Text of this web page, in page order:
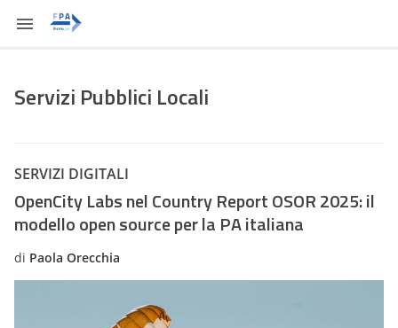
Servizi Pubblici Locali
SERVIZI DIGITALI
OpenCity Labs nel Country Report OSOR 2025: il
modello open source per la PA italiana
di Paola Orecchia